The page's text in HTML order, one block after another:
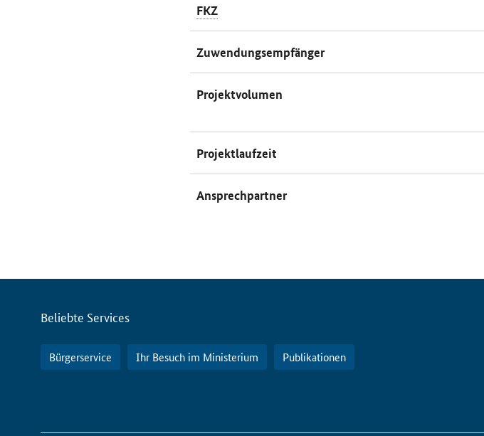
FKZ
Zuwendungsempfänger
Projektvolumen
Projektlaufzeit
Ansprechpartner
Servicemenü
Beliebte Services
Bürgerservice Ihr Besuch im Ministerium Publikationen